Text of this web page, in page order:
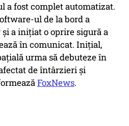
a fost complet automatizat.
ul de la bord a
a inițiat o oprire sigură a
în comunicat. Inițial,
urma să debuteze în
de întârzieri și
FoxNews.